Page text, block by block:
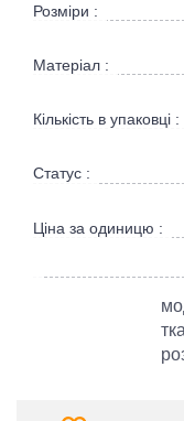
Розміри :
Матеріал :
Кількість в упаковці :
Статус :
Ціна за одиницю :